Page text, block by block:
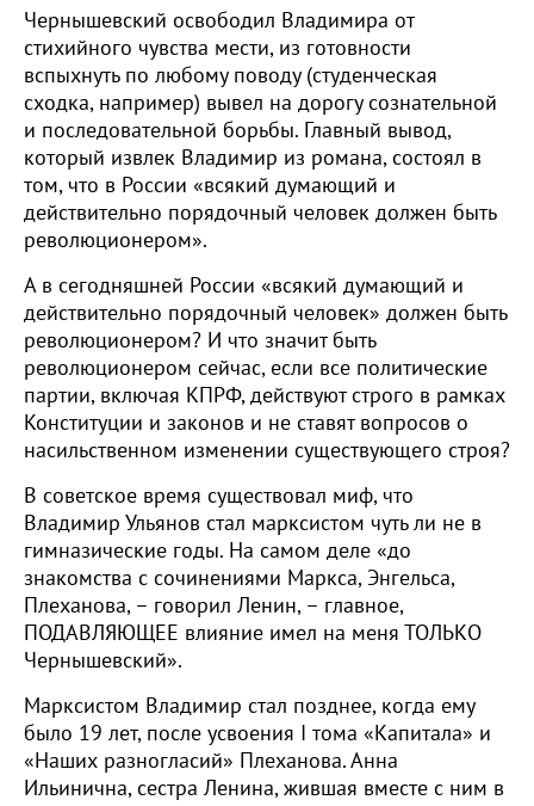
Чернышевский освободил Владимира от
стихийного чувства мести, из готовности
вспыхнуть по любому поводу (студенческая
сходка, например) вывел на дорогу сознательной
и последовательной борьбы. Главный вывод,
который извлек Владимир из романа, состоял в
том, что в России «всякий думающий и
действительно порядочный человек должен быть
революционером».
А в сегодняшней России «всякий думающий и
действительно порядочный человек» должен быть
революционером? И что значит быть
революционером сейчас, если все политические
партии, включая КПРФ, действуют строго в рамках
Конституции и законов и не ставят вопросов о
насильственном изменении существующего строя?
В советское время существовал миф, что
Владимир Ульянов стал марксистом чуть ли не в
гимназические годы. На самом деле «до
знакомства с сочинениями Маркса, Энгельса,
Плеханова, – говорил Ленин, – главное,
ПОДАВЛЯЮЩЕЕ влияние имел на меня ТОЛЬКО
Чернышевский».
Марксистом Владимир стал позднее, когда ему
было 19 лет, после усвоения I тома «Капитала» и
«Наших разногласий» Плеханова. Анна
Ильинична, сестра Ленина, жившая вместе с ним в